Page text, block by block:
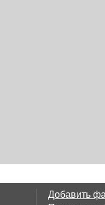
Добавить